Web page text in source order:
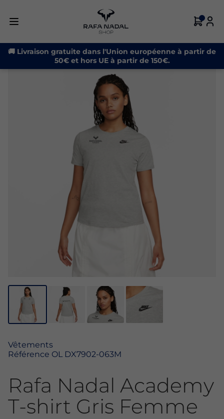
🚚 Livraison gratuite dans l'Union européenne à partir de
50€ et hors UE à partir de 150€.
Vêtements
Référence OL DX7902-063M
Rafa Nadal Academy
T-shirt Gris Femme